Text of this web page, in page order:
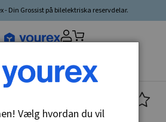
- Din Grossist på bilelektriska reservdelar.
valt▼
Vælg hvordan du vil